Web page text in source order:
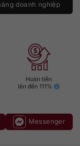
doanh nghiệp
Hoàn tiền
lên đến 111%
Messenger